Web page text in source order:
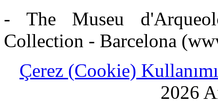
- The Museu
Collection - Barcelona
Çerez (Cookie)
2026